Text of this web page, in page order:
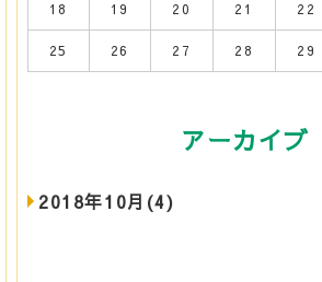
18 19 20 21 22
25 26 27 28 29
アーカイブ
2018年10月(4)